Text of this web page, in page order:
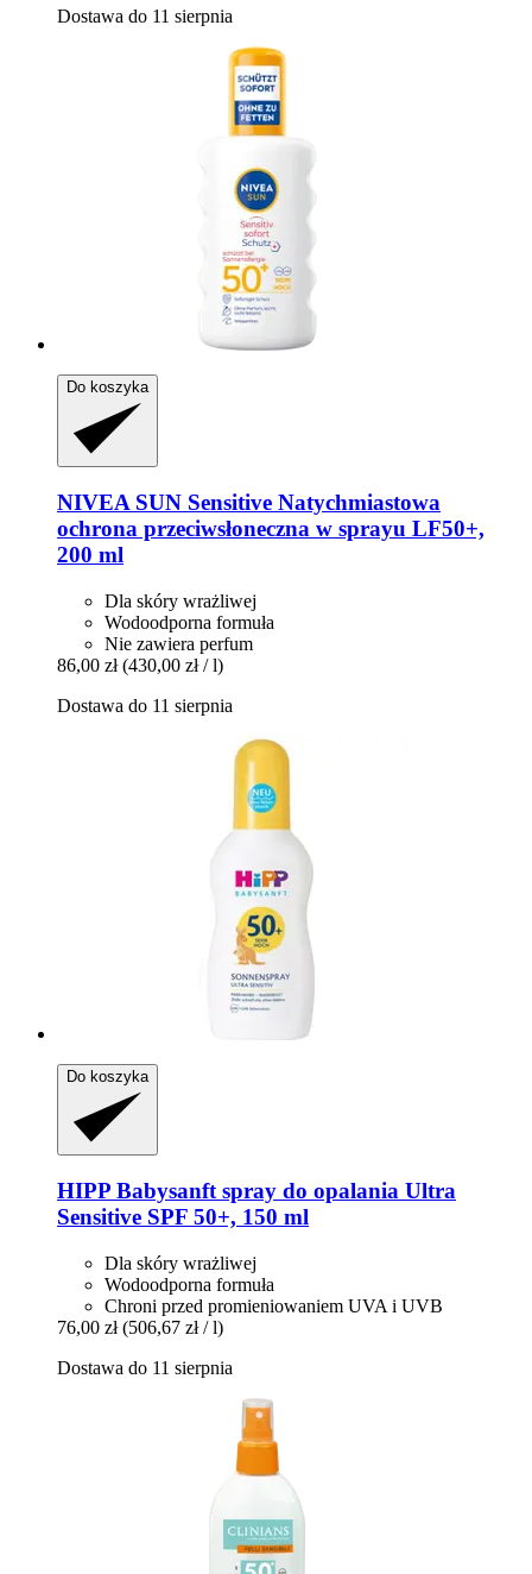
Dostawa do 11 sierpnia
Do koszyka
NIVEA SUN Sensitive Natychmiastowa
ochrona przeciwsłoneczna w sprayu LF50+,
200 ml
Dla skóry wrażliwej
Wodoodporna formuła
Nie zawiera perfum
86,00 zł (430,00 zł / l)
Dostawa do 11 sierpnia
Do koszyka
HIPP Babysanft spray do opalania Ultra
Sensitive SPF 50+, 150 ml
Dla skóry wrażliwej
Wodoodporna formuła
Chroni przed promieniowaniem UVA i UVB
76,00 zł (506,67 zł / l)
Dostawa do 11 sierpnia